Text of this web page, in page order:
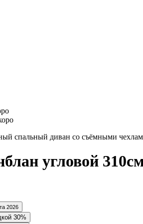
угловой
2026
30%